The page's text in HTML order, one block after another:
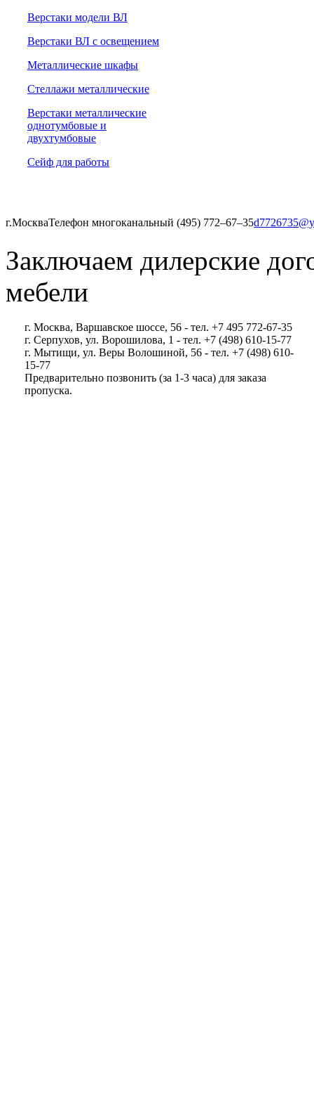
Верстаки модели ВЛ
Верстаки ВЛ с освещением
Металлические шкафы
Стеллажи металлические
Верстаки металлические
однотумбовые и
двухтумбовые
Сейф для работы
г.МоскваТелефон многоканальный (495) 772‒67‒35
Заключаем дилерские
мебели
г. Москва, Варшавское шоссе, 56 - тел. +7 495 772-67-35
г. Серпухов, ул. Ворошилова, 1 - тел. +7 (498) 610-15-77
г. Мытищи, ул. Веры Волошиной, 56 - тел. +7 (498) 610-
15-77
Предварительно позвонить (за 1-3 часа) для заказа
пропуска.